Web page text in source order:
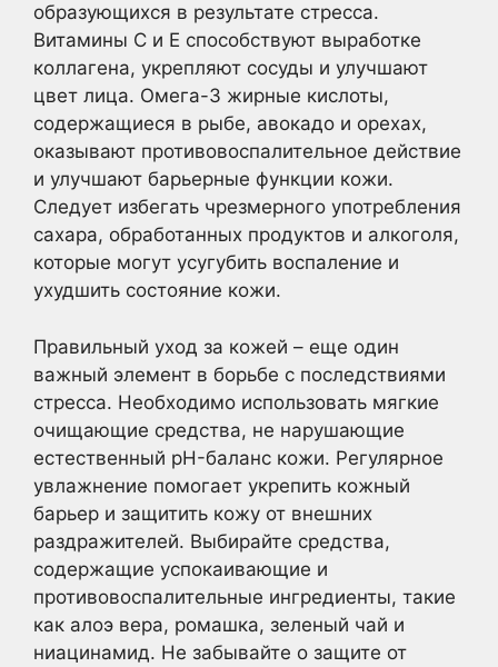
образующихся в результате стресса.
Витамины C и E способствуют выработке
коллагена, укрепляют сосуды и улучшают
цвет лица. Омега-3 жирные кислоты,
содержащиеся в рыбе, авокадо и орехах,
оказывают противовоспалительное действие
и улучшают барьерные функции кожи.
Следует избегать чрезмерного употребления
сахара, обработанных продуктов и алкоголя,
которые могут усугубить воспаление и
ухудшить состояние кожи.
Правильный уход за кожей – еще один
важный элемент в борьбе с последствиями
стресса. Необходимо использовать мягкие
очищающие средства, не нарушающие
естественный pH-баланс кожи. Регулярное
увлажнение помогает укрепить кожный
барьер и защитить кожу от внешних
раздражителей. Выбирайте средства,
содержащие успокаивающие и
противовоспалительные ингредиенты, такие
как алоэ вера, ромашка, зеленый чай и
ниацинамид. Не забывайте о защите от